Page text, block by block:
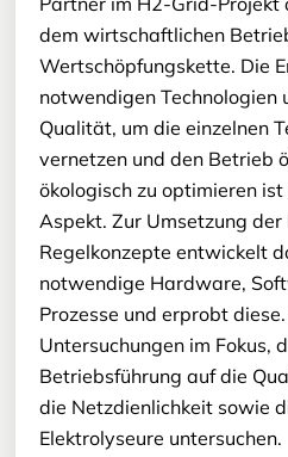
dem wirtschaftlichen
Wertschöpfungskette. Die
notwendigen Technologien
Qualität, um die einzelnen
vernetzen und den Betrieb
ökologisch zu optimieren
Aspekt. Zur Umsetzung
Regelkonzepte entwickelt
notwendige Hardware,
Prozesse und erprobt
Untersuchungen im Fokus,
Betriebsführung auf die
die Netzdienlichkeit sowie
Elektrolyseure untersuchen.